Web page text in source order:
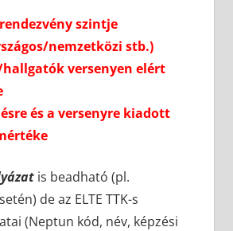
szintje
nemzetközi stb.)
versenyen elért
és a versenyre kiadott
is beadható (pl.
de az ELTE TTK-s
(Neptun kód, név, képzési